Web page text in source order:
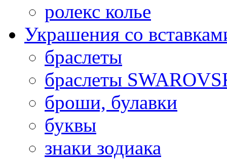
ролекс колье
Украшения со
браслеты
браслеты
броши, булавки
буквы
знаки зодиака